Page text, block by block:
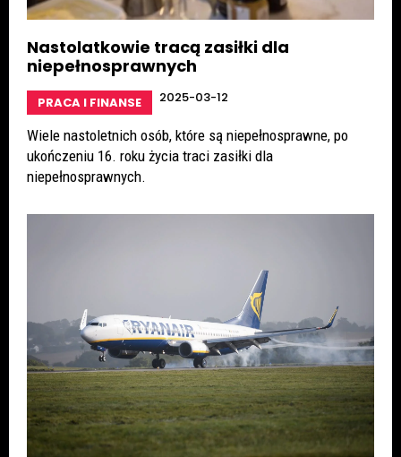
Nastolatkowie tracą zasiłki dla
niepełnosprawnych
PRACA I FINANSE 2025-03-12
Wiele nastoletnich osób, które są niepełnosprawne, po
ukończeniu 16. roku życia traci zasiłki dla
niepełnosprawnych.